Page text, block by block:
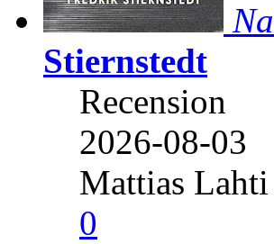
Stiernstedt
Recension
2026-08-03
Mattias
0